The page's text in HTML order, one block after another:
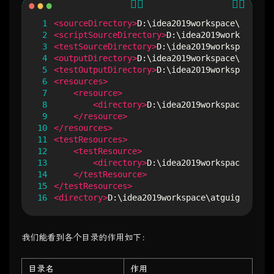
1
2
3
4
5
6
7
8
9
10
11
12
13
14
15
16
<sourceDirectory>
<scriptSourceDirectory>
<testSourceDirectory>
<outputDirectory>
<testOutputDirectory>
<resources>
<resource>
<directory>
</resource>
</resources>
<testResources>
<testResource>
<directory>
</testResource>
</testResources>
<directory>D:\idea2019workspace\atguigu-
我们能看到各个目录的作用如下：
目录名 作用